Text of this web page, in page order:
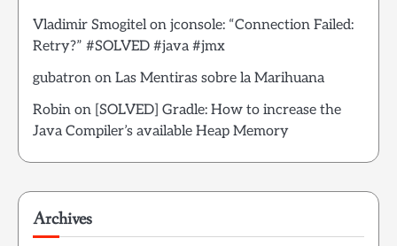
Vladimir Smogitelon jconsole: “Connection Failed:
Retry?” #SOLVED #java #jmx
gubatron on Las Mentiras sobre la Marihuana
Robin on [SOLVED] Gradle: How to increase the
Java Compiler’s available Heap Memory
Archives